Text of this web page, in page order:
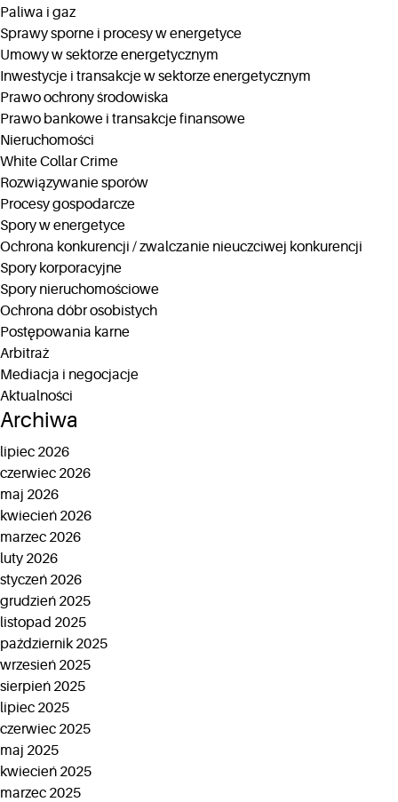
Paliwa i gaz
Sprawy sporne i procesy w energetyce
Umowy w sektorze energetycznym
Inwestycje i transakcje w sektorze energetycznym
Prawo ochrony środowiska
Prawo bankowe i transakcje finansowe
Nieruchomości
White Collar Crime
Rozwiązywanie sporów
Procesy gospodarcze
Spory w energetyce
Ochrona konkurencji / zwalczanie nieuczciwej konkurencji
Spory korporacyjne
Spory nieruchomościowe
Ochrona dóbr osobistych
Postępowania karne
Arbitraż
Mediacja i negocjacje
Aktualności
Archiwa
lipiec 2026
czerwiec 2026
maj 2026
kwiecień 2026
marzec 2026
luty 2026
styczeń 2026
grudzień 2025
listopad 2025
październik 2025
wrzesień 2025
sierpień 2025
lipiec 2025
czerwiec 2025
maj 2025
kwiecień 2025
marzec 2025